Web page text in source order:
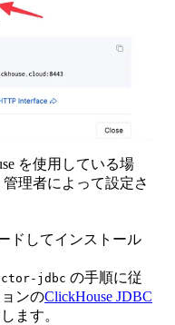
を使用している場
理者によって設定さ
ドしてインストール
jdbc の手順に従
ンのClickHouse JDBC
ます。